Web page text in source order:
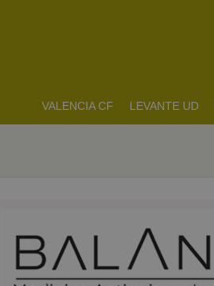
VALENCIA CF LEVANTE UD